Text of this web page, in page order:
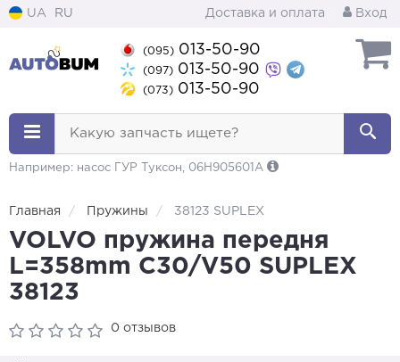
UA RU Доставка и оплата Вход
(095) 013-50-90
(097) 013-50-90
(073) 013-50-90
Какую запчасть ищете?
Например: насос ГУР Туксон, 06H905601A
Главная Пружины 38123 SUPLEX
VOLVO пружина передня
L=358mm C30/V50 SUPLEX
38123
0 отзывов